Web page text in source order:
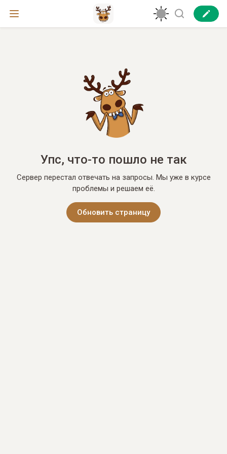
Упс, что-то пошло не так
Сервер перестал отвечать на запросы. Мы уже в курсе
проблемы и решаем её.
Обновить страницу